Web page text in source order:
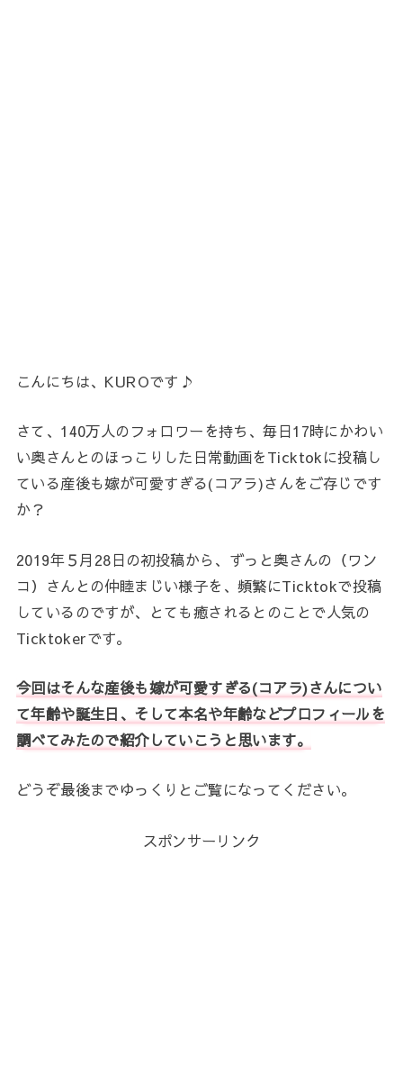
こんにちは、KUROです♪
さて、140万人のフォロワーを持ち、毎日17時にかわい
い奥さんとのほっこりした日常動画をTicktokに投稿し
ている産後も嫁が可愛すぎる(コアラ)さんをご存じです
か？
2019年５月28日の初投稿から、ずっと奥さんの（ワン
コ）さんとの仲睦まじい様子を、頻繁にTicktokで投稿
しているのですが、とても癒されるとのことで人気の
Ticktokerです。
今回はそんな産後も嫁が可愛すぎる(コアラ)さんについ
て年齢や誕生日、そして本名や年齢などプロフィールを
調べてみたので紹介していこうと思います。
どうぞ最後までゆっくりとご覧になってください。
スポンサーリンク